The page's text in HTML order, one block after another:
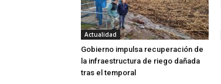
Actualidad
Gobierno impulsa recuperación de
la infraestructura de riego dañada
tras el temporal